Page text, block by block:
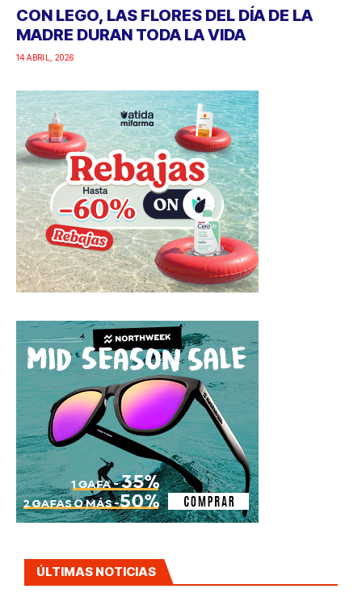
CON LEGO, LAS FLORES DEL DÍA DE LA
MADRE DURAN TODA LA VIDA
14 ABRIL, 2026
ÚLTIMAS NOTICIAS